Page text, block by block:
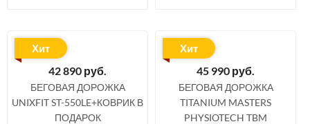
Хит
42 890 руб.
БЕГОВАЯ ДОРОЖКА
UNIXFIT ST-550LE+КОВРИК В
ПОДАРОК
Хит
45 990 руб.
БЕГОВАЯ ДОРОЖКА
TITANIUM MASTERS
PHYSIOTECH TBM